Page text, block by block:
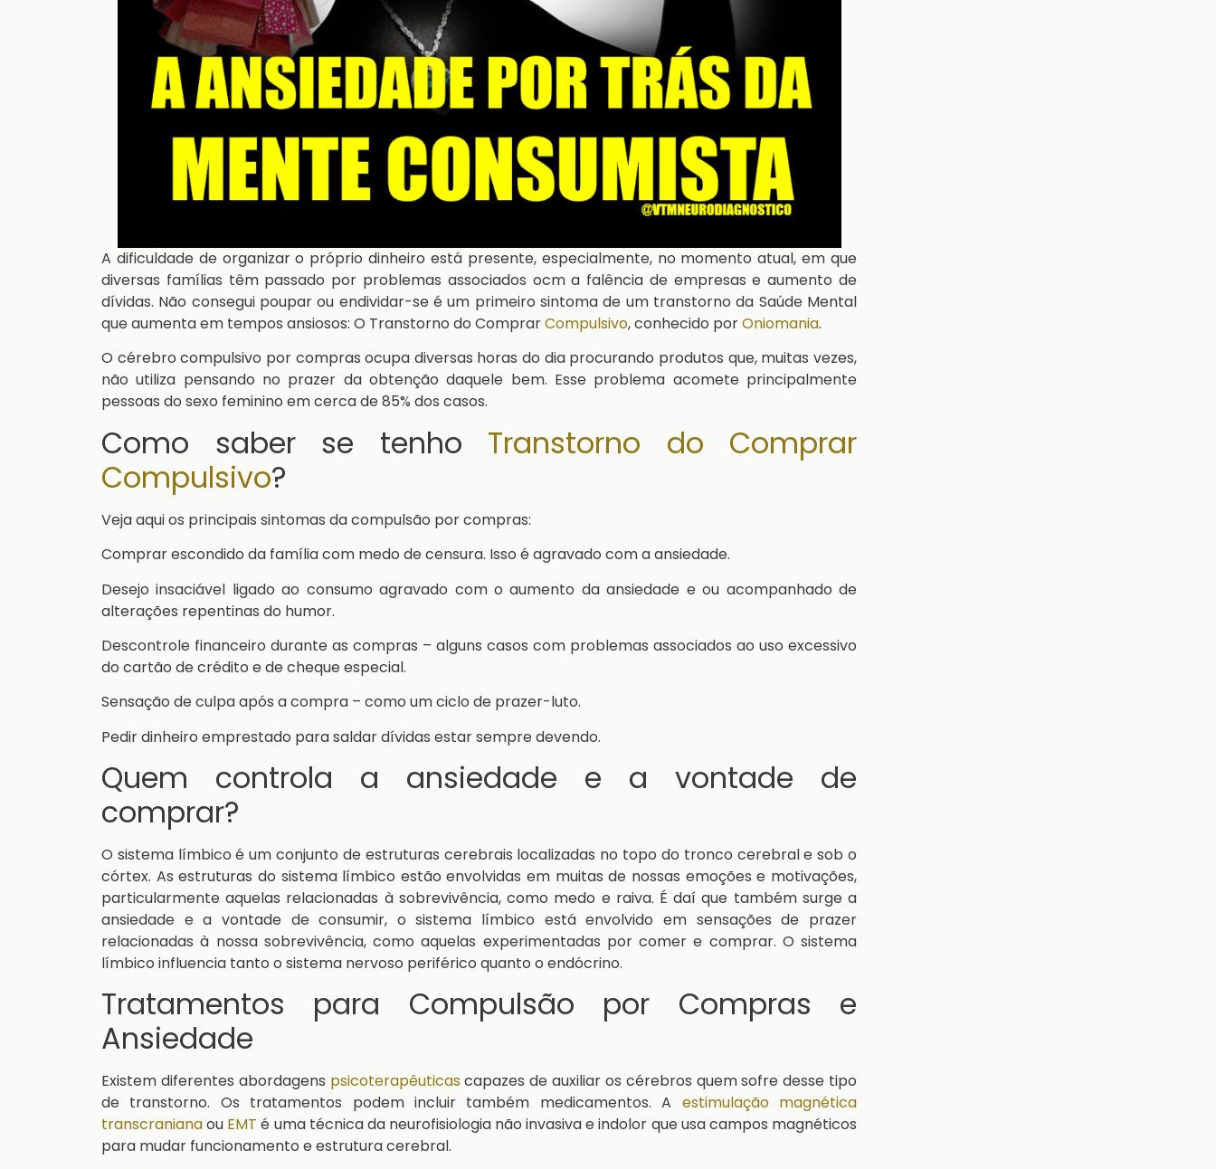
A dificuldade de organizar o próprio dinheiro está presente, especialmente, no momento atual, em que
diversas famílias têm passado por problemas associados ocm a falência de empresas e aumento de
dívidas. Não consegui poupar ou endividar-se é um primeiro sintoma de um transtorno da Saúde Mental
que aumenta em tempos ansiosos: O Transtorno do ComprarCompulsivo, conhecido porOniomania.
O cérebro compulsivo por compras ocupa diversas horas do dia procurando produtos que, muitas vezes,
não utiliza pensando no prazer da obtenção daquele bem. Esse problema acomete principalmente
pessoas do sexo feminino em cerca de 85% dos casos.
Como saber se tenho Transtorno do Comprar
Compulsivo?
Veja aqui os principais sintomas da compulsão por compras:
Comprar escondido da família com medo de censura. Isso é agravado com a ansiedade.
Desejo insaciável ligado ao consumo agravado com o aumento da ansiedade e ou acompanhado de
alterações repentinas do humor.
Descontrole financeiro durante as compras – alguns casos com problemas associados ao uso excessivo
do cartão de crédito e de cheque especial.
Sensação de culpa após a compra – como um ciclo de prazer-luto.
Pedir dinheiro emprestado para saldar dívidas estar sempre devendo.
Quem controla a ansiedade e a vontade de
comprar?
O sistema límbico é um conjunto de estruturas cerebrais localizadas no topo do tronco cerebral e sob o
córtex. As estruturas do sistema límbico estão envolvidas em muitas de nossas emoções e motivações,
particularmente aquelas relacionadas à sobrevivência, como medo e raiva. É daí que também surge a
ansiedade e a vontade de consumir, o sistema límbico está envolvido em sensações de prazer
relacionadas à nossa sobrevivência, como aquelas experimentadas por comer e comprar. O sistema
límbico influencia tanto o sistema nervoso periférico quanto o endócrino.
Tratamentos para Compulsão por Compras e
Ansiedade
Existem diferentes abordagens psicoterapêuticascapazes de auxiliar os cérebros quem sofre desse tipo
de transtorno. Os tratamentos podem incluir também medicamentos. A estimulação magnética
transcranianaou EMT é uma técnica da neurofisiologia não invasiva e indolor que usa campos magnéticos
para mudar funcionamento e estrutura cerebral.